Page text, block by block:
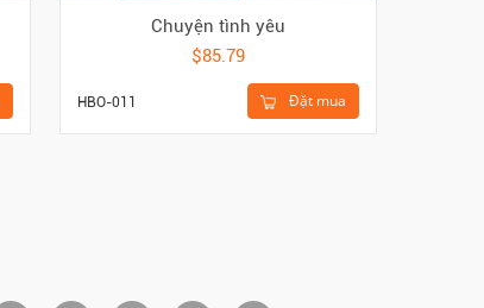
Chuyện tình yêu
$85.79
Đặt mua
HBO-011